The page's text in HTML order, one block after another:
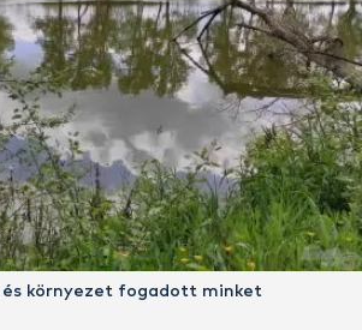
és környezet fogadott minket